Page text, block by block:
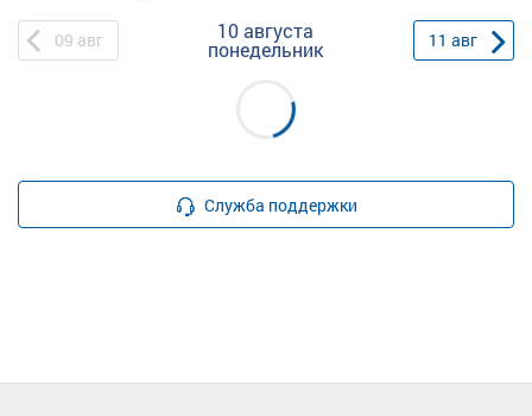
09 авг 10 августа
понедельник 11 авг
Служба поддержки